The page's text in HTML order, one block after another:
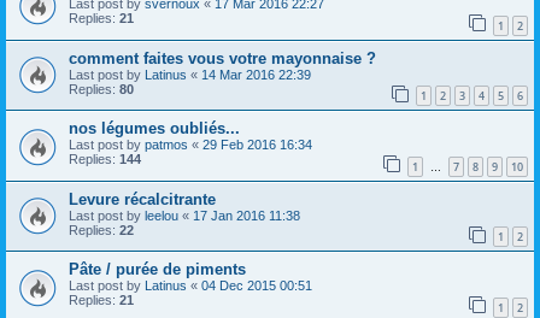
Last post by svernoux « 17 Mar 2016 22:27
Replies: 21 1 2
comment faites vous votre mayonnaise ?
Last post by Latinus « 14 Mar 2016 22:39
Replies: 80 1 2 3 4 5 6
nos légumes oubliés...
Last post by patmos « 29 Feb 2016 16:34
Replies: 144 1 … 7 8 9 10
Levure récalcitrante
Last post by leelou « 17 Jan 2016 11:38
Replies: 22 1 2
Pâte / purée de piments
Last post by Latinus « 04 Dec 2015 00:51
Replies: 21 1 2